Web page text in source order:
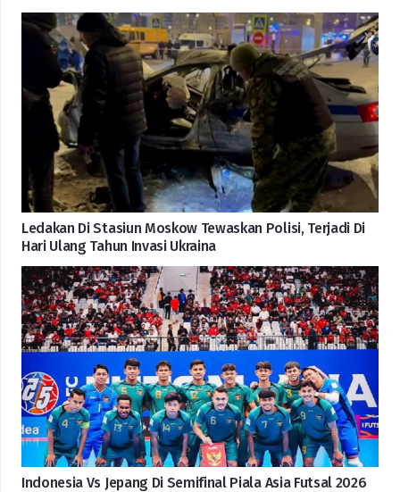
Ledakan Di Stasiun Moskow Tewaskan Polisi, Terjadi Di
Hari Ulang Tahun Invasi Ukraina
Indonesia Vs Jepang Di Semifinal Piala Asia Futsal 2026